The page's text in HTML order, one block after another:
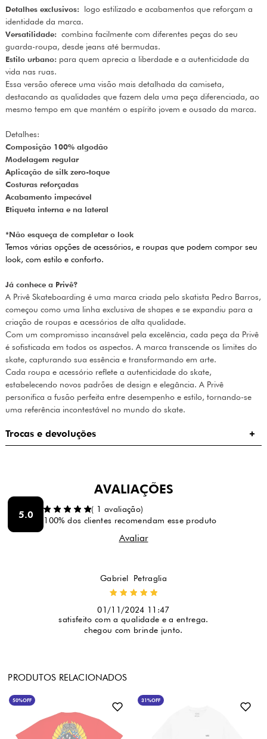
Detalhes exclusivos: logo estilizado e acabamentos que reforçam a
identidade da marca.
Versatilidade: combina facilmente com diferentes peças do seu
guarda-roupa, desde jeans até bermudas.
Estilo urbano: para quem aprecia a liberdade e a autenticidade da
vida nas ruas.
Essa versão oferece uma visão mais detalhada da camiseta,
destacando as qualidades que fazem dela uma peça diferenciada, ao
mesmo tempo em que mantém o espírito jovem e ousado da marca.
Detalhes:
Composição 100% algodão
Modelagem regular
Aplicação de silk zero-toque
Costuras reforçadas
Acabamento impecável
Etiqueta interna e na lateral
*Não esqueça de completar o look
Temos várias opções de acessórios, e roupas que podem compor seu
look, com estilo e conforto.
Já conhece a Privê?
A Privê Skateboarding é uma marca criada pelo skatista Pedro Barros,
começou como uma linha exclusiva de shapes e se expandiu para a
criação de roupas e acessórios de alta qualidade.
Com um compromisso incansável pela excelência, cada peça da Privê
é sofisticada em todos os aspectos. A marca transcende os limites do
skate, capturando sua essência e transformando em arte.
Cada roupa e acessório reflete a autenticidade do skate,
estabelecendo novos padrões de design e elegância. A Privê
personifica a fusão perfeita entre desempenho e estilo, tornando-se
uma referência incontestável no mundo do skate.
Trocas e devoluções
AVALIAÇÕES
5.0 ( 1 avaliação)
100% dos clientes recomendam esse produto
Gabriel  Petraglia
01/11/2024 11:47
satisfeito com a qualidade e a entrega.
chegou com brinde junto.
PRODUTOS RELACIONADOS
50%OFF 31%OFF